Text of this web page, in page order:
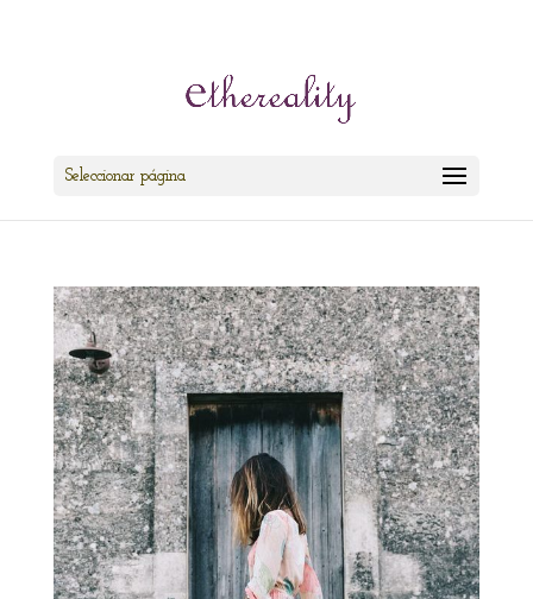
Seleccionar página